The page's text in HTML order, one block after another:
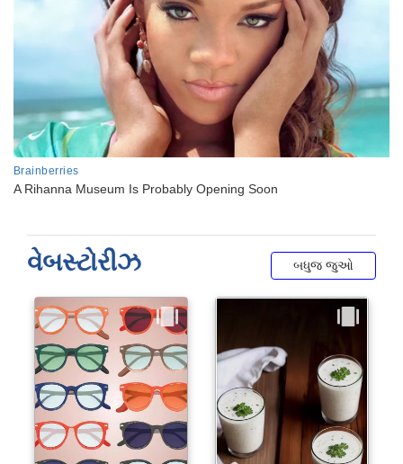
વેબસ્ટોરીઝ બધુજ જુઓ